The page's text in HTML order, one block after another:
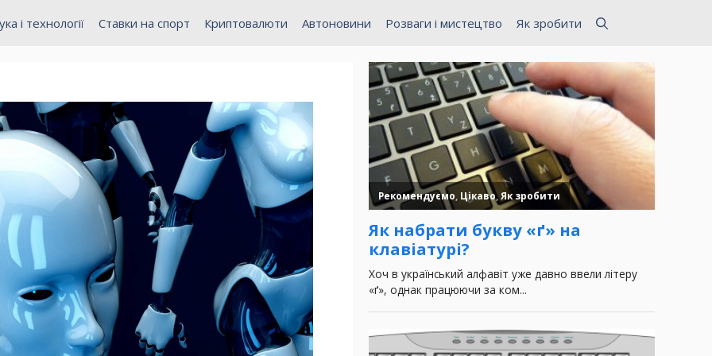
і технології Ставки на спорт Криптовалюти Автоновини Розваги і мистецтво Як зробити